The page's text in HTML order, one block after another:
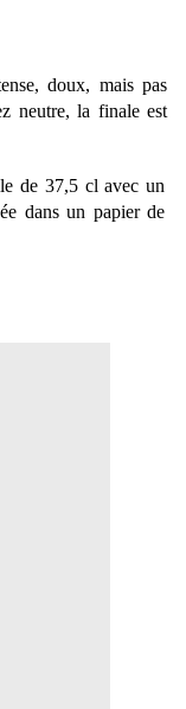
doux, mais pas
neutre, la finale est
de 37,5 cl avec un
dans un papier de